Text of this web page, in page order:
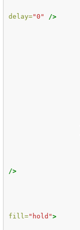
delay="0"
/>
/>
fill="hold">